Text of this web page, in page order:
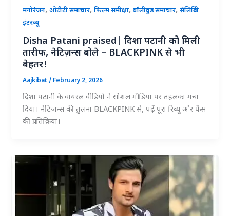
मनोरंजन,ओटीटी समाचार,फिल्म समीक्षा,बॉलीवुड समाचार,सेलिब्रिटी
इंटरव्यू
Disha Patani praised| दिशा पटानी को मिली
तारीफ, नेटिज़न्स बोले – BLACKPINK से भी
बेहतर!
Aajkibat/ February 2, 2026
दिशा पटानी के वायरल वीडियो ने सोशल मीडिया पर तहलका मचा
दिया। नेटिज़न्स की तुलना BLACKPINK से, पढ़ें पूरा रिव्यू और फैंस
की प्रतिक्रिया।